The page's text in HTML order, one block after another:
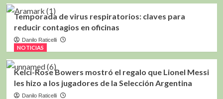
Temporada de virus respiratorios: claves para
reducir contagios en oficinas
Danilo Raticelli
NOTICIAS
Kelci-Rose Bowers mostró el regalo que Lionel Messi
les hizo a los jugadores de la Selección Argentina
Danilo Raticelli